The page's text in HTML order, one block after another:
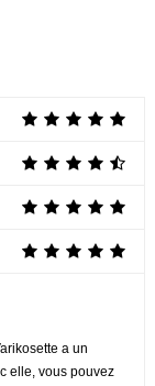
a un
elle, vous pouvez